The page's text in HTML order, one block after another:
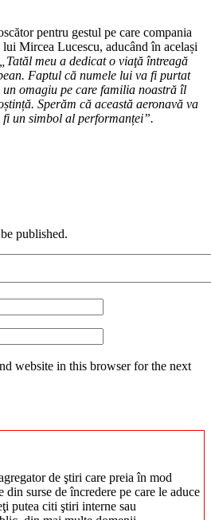
pentru gestul pe care compania
Mircea Lucescu, aducând în același
„Tatăl meu a dedicat o viaţă întreagă
Faptul că numele lui va fi purtat
un omagiu pe care familia noastră îl
Sperăm că această aeronavă va
un simbol al performanței”.
published.
website in this browser for the next
de ştiri care preia în mod
surse de încredere pe care le aduce
putea citi ştiri interne sau